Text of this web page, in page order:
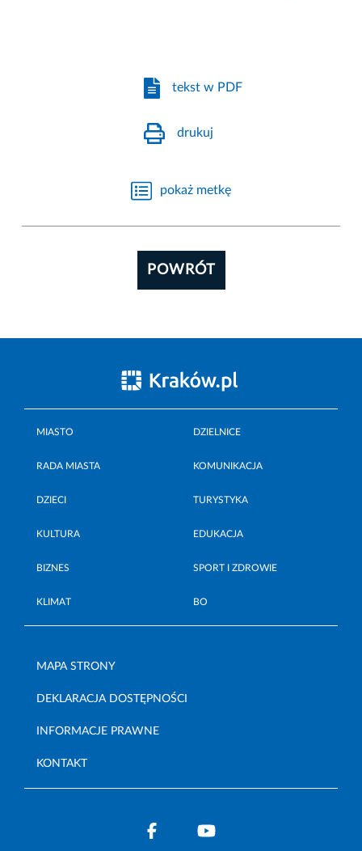
tekst w PDF
drukuj
pokaż metkę
POWRÓT
MIASTO DZIELNICE
RADA MIASTA KOMUNIKACJA
DZIECI TURYSTYKA
KULTURA EDUKACJA
BIZNES SPORT I ZDROWIE
KLIMAT BO
MAPA STRONY
DEKLARACJA DOSTĘPNOŚCI
INFORMACJE PRAWNE
KONTAKT